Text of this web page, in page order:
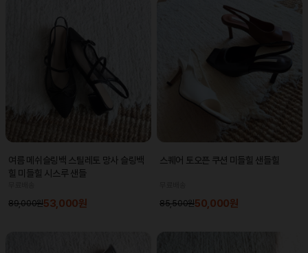
여름 메쉬슬링백 스틸레토 망사 슬링백
힐 미들힐 시스루 샌들
89,000원53,000원
스퀘어 토오픈 쿠션 미들힐 샌들힐
85,500원50,000원